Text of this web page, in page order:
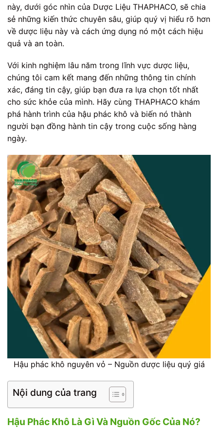
này, dưới góc nhìn của Dược Liệu THAPHACO, sẽ chia
sẻ những kiến thức chuyên sâu, giúp quý vị hiểu rõ hơn
về dược liệu này và cách ứng dụng nó một cách hiệu
quả và an toàn.
Với kinh nghiệm lâu năm trong lĩnh vực dược liệu,
chúng tôi cam kết mang đến những thông tin chính
xác, đáng tin cậy, giúp bạn đưa ra lựa chọn tốt nhất
cho sức khỏe của mình. Hãy cùng THAPHACO khám
phá hành trình của hậu phác khô và biến nó thành
người bạn đồng hành tin cậy trong cuộc sống hàng
ngày.
Hậu phác khô nguyên vỏ – Nguồn dược liệu quý giá
Nội dung của trang
Hậu Phác Khô Là Gì Và Nguồn Gốc Của Nó?